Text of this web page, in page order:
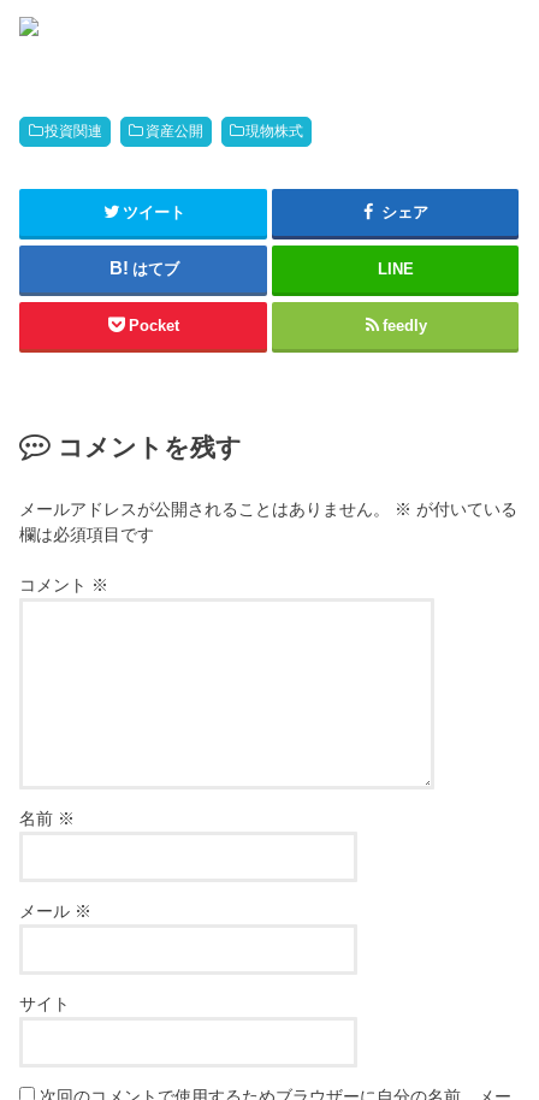
投資関連 資産公開 現物株式
ツイート シェア
はてブ LINE
Pocket feedly
コメントを残す
メールアドレスが公開されることはありません。 ※ が付いている
欄は必須項目です
コメント ※
名前 ※
メール ※
サイト